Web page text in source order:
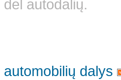
dėl autodalių.
automobilių dalys